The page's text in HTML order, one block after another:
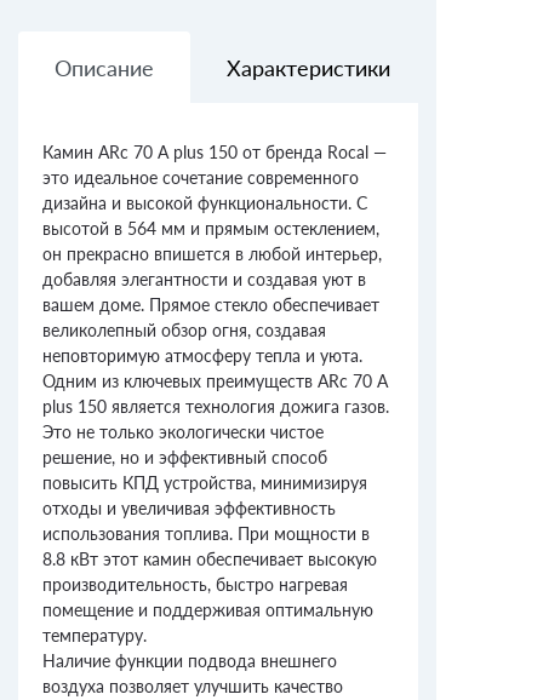
Описание Характеристики
Камин ARc 70 A plus 150 от бренда Rocal —
это идеальное сочетание современного
дизайна и высокой функциональности. С
высотой в 564 мм и прямым остеклением,
он прекрасно впишется в любой интерьер,
добавляя элегантности и создавая уют в
вашем доме. Прямое стекло обеспечивает
великолепный обзор огня, создавая
неповторимую атмосферу тепла и уюта.
Одним из ключевых преимуществ ARc 70 A
plus 150 является технология дожига газов.
Это не только экологически чистое
решение, но и эффективный способ
повысить КПД устройства, минимизируя
отходы и увеличивая эффективность
использования топлива. При мощности в
8.8 кВт этот камин обеспечивает высокую
производительность, быстро нагревая
помещение и поддерживая оптимальную
температуру.
Наличие функции подвода внешнего
воздуха позволяет улучшить качество